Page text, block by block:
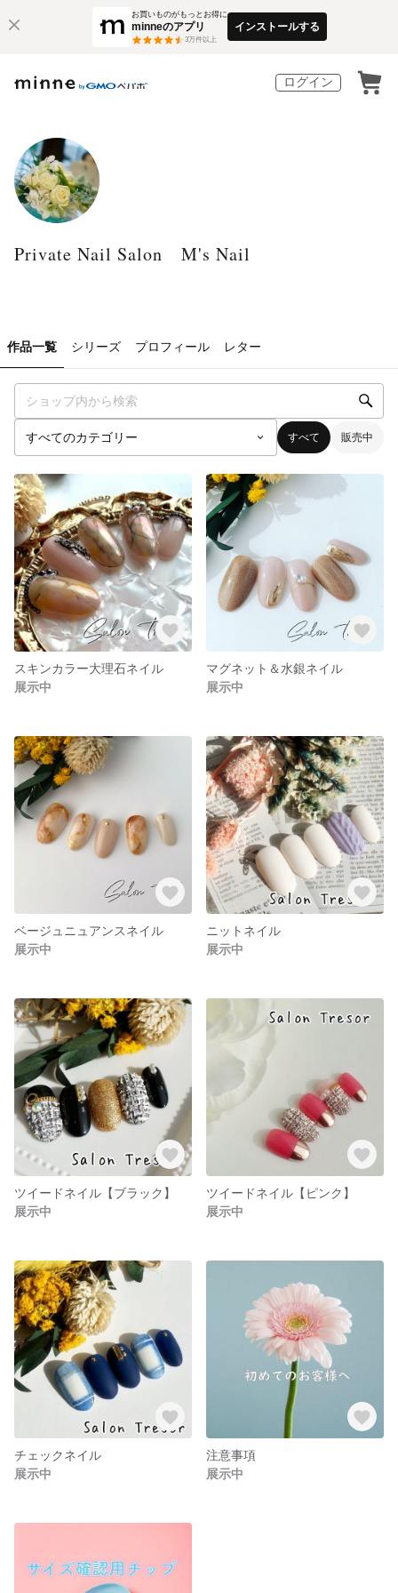
お買いものがもっとお得に
minneのアプリ
3万件以上
インストールする
ログイン
Private Nail Salon M's Nail
作品一覧 シリーズ プロフィール レター
すべて 販売中
スキンカラー大理石ネイル
展示中
マグネット＆水銀ネイル
展示中
ベージュニュアンスネイル
展示中
ニットネイル
展示中
ツイードネイル【ブラック】
展示中
ツイードネイル【ピンク】
展示中
チェックネイル
展示中
注意事項
展示中